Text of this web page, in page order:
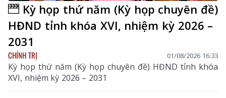
Kỳ họp thứ năm (Kỳ họp chuyên đề)
HĐND tỉnh khóa XVI, nhiệm kỳ 2026 –
2031
CHÍNH TRỊ 01/08/2026 16:33
Kỳ họp thứ năm (Kỳ họp chuyên đề) HĐND tỉnh khóa
XVI, nhiệm kỳ 2026 – 2031